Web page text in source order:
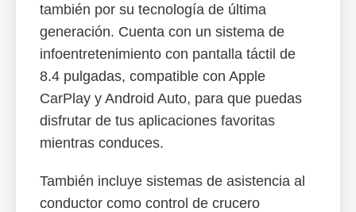
también por su tecnología de última
generación. Cuenta con un sistema de
infoentretenimiento con pantalla táctil de
8.4 pulgadas, compatible con Apple
CarPlay y Android Auto, para que puedas
disfrutar de tus aplicaciones favoritas
mientras conduces.
También incluye sistemas de asistencia al
conductor como control de crucero